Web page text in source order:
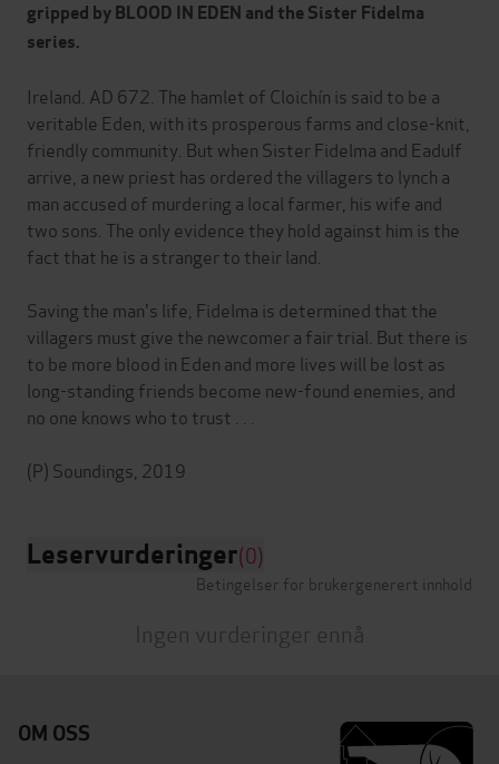
gripped by BLOOD IN EDEN and the Sister Fidelma
series.
Ireland. AD 672. The hamlet of Cloichín is said to be a
veritable Eden, with its prosperous farms and close-knit,
friendly community. But when Sister Fidelma and Eadulf
arrive, a new priest has ordered the villagers to lynch a
man accused of murdering a local farmer, his wife and
two sons. The only evidence they hold against him is the
fact that he is a stranger to their land.
Saving the man's life, Fidelma is determined that the
villagers must give the newcomer a fair trial. But there is
to be more blood in Eden and more lives will be lost as
long-standing friends become new-found enemies, and
no one knows who to trust . . .
Leservurderinger(0)
Betingelser for brukergenerert innhold
Ingen vurderinger ennå
OM OSS